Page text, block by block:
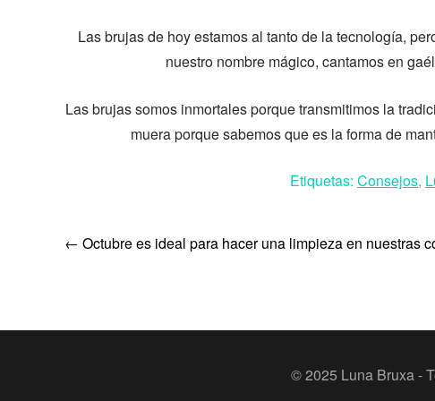
Las brujas de hoy estamos al tanto de la tecnología,
nuestro nombre mágico, cantamos en
Las brujas somos inmortales porque transmitimos la
muera porque sabemos que es la forma de
Etiquetas: Consejos,
Post
← Octubre es ideal para hacer una limpieza en nuestras
© 2025 Luna Bruxa -